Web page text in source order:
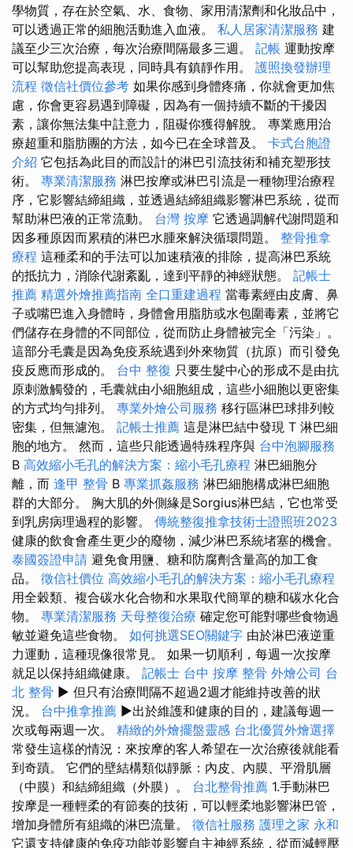
學物質，存在於空氣、水、食物、家用清潔劑和化妝品中，
可以透過正常的細胞活動進入血液。 私人居家清潔服務 建
議至少三次治療，每次治療間隔最多三週。 記帳 運動按摩
可以幫助您提高表現，同時具有鎮靜作用。 護照換發辦理
流程 徵信社價位參考 如果你感到身體疼痛，你就會更加焦
慮，你會更容易遇到障礙，因為有一個持續不斷的干擾因
素，讓你無法集中註意力，阻礙你獲得解脫。 專業應用治
療超重和脂肪團的方法，如今已在全球普及。 卡式台胞證
介紹 它包括為此目的而設計的淋巴引流技術和補充塑形技
術。 專業清潔服務 淋巴按摩或淋巴引流是一種物理治療程
序，它影響結締組織，並透過結締組織影響淋巴系統，從而
幫助淋巴液的正常流動。 台灣 按摩 它透過調解代謝問題和
因多種原因而累積的淋巴水腫來解決循環問題。 整骨推拿
療程 這種柔和的手法可以加速積液的排除，提高淋巴系統
的抵抗力，消除代謝紊亂，達到平靜的神經狀態。 記帳士
推薦 精選外燴推薦指南 全口重建過程 當毒素經由皮膚、鼻
子或嘴巴進入身體時，身體會用脂肪或水包圍毒素，並將它
們儲存在身體的不同部位，從而防止身體被完全「污染」。
這部分毛囊是因為免疫系統遇到外來物質（抗原）而引發免
疫反應而形成的。 台中 整復 只要生髮中心的形成不是由抗
原刺激觸發的，毛囊就由小細胞組成，這些小細胞以更密集
的方式均勻排列。 專業外燴公司服務 移行區淋巴球排列較
密集，但無濾泡。 記帳士推薦 這是淋巴結中發現 T 淋巴細
胞的地方。 然而，這些只能透過特殊程序與 台中泡腳服務
B 高效縮小毛孔的解決方案：縮小毛孔療程 淋巴細胞分
離，而 逢甲 整骨 B 專業抓姦服務 淋巴細胞構成淋巴細胞
群的大部分。 胸大肌的外側緣是Sorgius淋巴結，它也常受
到乳房病理過程的影響。 傳統整復推拿技術士證照班2023
健康的飲食會產生更少的廢物，減少淋巴系統堵塞的機會。
泰國簽證申請 避免食用鹽、糖和防腐劑含量高的加工食
品。 徵信社價位 高效縮小毛孔的解決方案：縮小毛孔療程
用全穀類、複合碳水化合物和水果取代簡單的糖和碳水化合
物。 專業清潔服務 天母整復治療 確定您可能對哪些食物過
敏並避免這些食物。 如何挑選SEO關鍵字 由於淋巴液逆重
力運動，這種現像很常見。 如果一切順利，每週一次按摩
就足以保持組織健康。 記帳士 台中 按摩 整骨 外燴公司 台
北 整骨 ▶ 但只有治療間隔不超過2週才能維持改善的狀
況。 台中推拿推薦 ▶出於維護和健康的目的，建議每週一
次或每兩週一次。 精緻的外燴擺盤靈感 台北優質外燴選擇
常發生這樣的情況：來按摩的客人希望在一次治療後就能看
到奇蹟。 它們的壁結構類似靜脈：內皮、內膜、平滑肌層
（中膜）和結締組織（外膜）。 台北整骨推薦 1.手動淋巴
按摩是一種輕柔的有節奏的技術，可以輕柔地影響淋巴管，
增加身體所有組織的淋巴流量。 徵信社服務 護理之家 永和
它還支持健康的免疫功能並影響自主神經系統，從而減輕壓